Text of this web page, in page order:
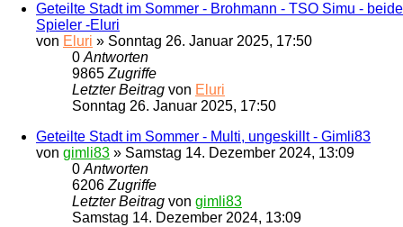
Geteilte Stadt im Sommer - Brohmann - TSO Simu - beide
Spieler -Eluri
von Eluri » Sonntag 26. Januar 2025, 17:50
0Antworten
9865Zugriffe
Letzter Beitrag von Eluri
Sonntag 26. Januar 2025, 17:50
Geteilte Stadt im Sommer - Multi, ungeskillt - Gimli83
von gimli83 » Samstag 14. Dezember 2024, 13:09
0Antworten
6206Zugriffe
Letzter Beitrag von gimli83
Samstag 14. Dezember 2024, 13:09